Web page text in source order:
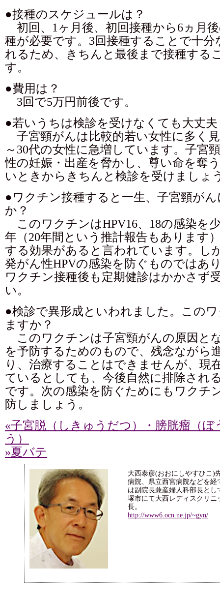
●接種のスケジュールは？
初回、1ヶ月後、初回接種から6ヵ月
種が必要です。3回接種することで十分
れるため、きちんと最後まで接種する
す。
●費用は？
3回で5万円前後です。
●若いうちは検診を受けなくても大丈夫
子宮頸がんは比較的若い女性に多く
～30代の女性に急増しています。子宮
性の妊娠・出産を脅かし、尊い命を奪
いときからきちんと検診を受けましょ
●ワクチン接種すると一生、子宮頸が
か？
このワクチンはHPV16、18の感染を
年（20年間という推計報告もあります
する効果があると言われています。し
発がん性HPVの感染を防ぐものではあ
ワクチン接種後も定期健診はかかさず
い。
●検診で異形成といわれました。この
ますか？
このワクチンは子宮頸がんの原因と
を予防するためのもので、残念ながら
り、治療することはできませんが、現
ているとしても、今後自然に排除され
です。次の感染を防ぐためにもワクチ
防しましょう。
«子宮脱（しきゅうだつ）・膀胱瘤（ぼ
う）
»夏バテ
大西泰彦(おおにしやすひこ)
病院、県立西宮病院などを経
は副院長兼産婦人科部長とし
塚市にて大西レディスクリニ
長。
http://www6.ocn.ne.jp/~gyn/